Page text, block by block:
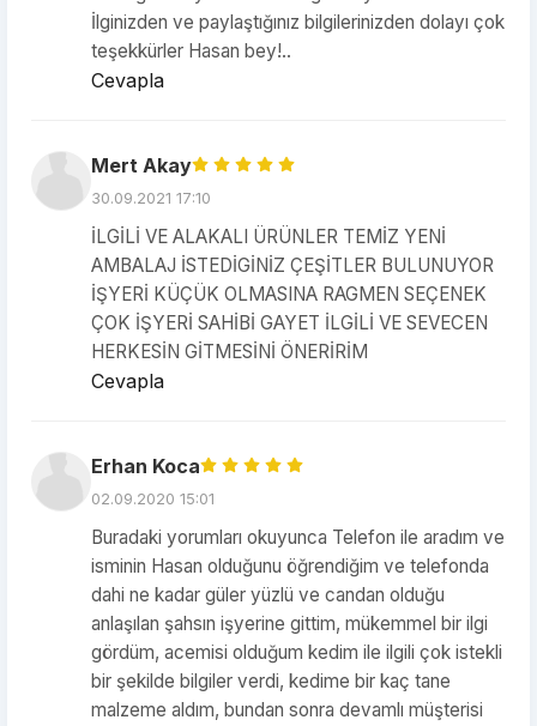
İlginizden ve paylaştığınız bilgilerinizden dolayı çok
teşekkürler Hasan bey!..
Cevapla
Mert Akay
30.09.2021 17:10
İLGİLİ VE ALAKALI ÜRÜNLER TEMİZ YENİ
AMBALAJ İSTEDİGİNİZ ÇEŞİTLER BULUNUYOR
İŞYERİ KÜÇÜK OLMASINA RAGMEN SEÇENEK
ÇOK İŞYERİ SAHİBİ GAYET İLGİLİ VE SEVECEN
HERKESİN GİTMESİNİ ÖNERİRİM
Cevapla
Erhan Koca
02.09.2020 15:01
Buradaki yorumları okuyunca Telefon ile aradım ve
isminin Hasan olduğunu öğrendiğim ve telefonda
dahi ne kadar güler yüzlü ve candan olduğu
anlaşılan şahsın işyerine gittim, mükemmel bir ilgi
gördüm, acemisi olduğum kedim ile ilgili çok istekli
bir şekilde bilgiler verdi, kedime bir kaç tane
malzeme aldım, bundan sonra devamlı müşterisi